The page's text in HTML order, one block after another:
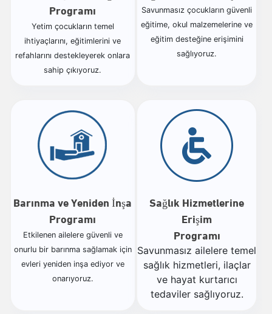
Programı
Yetim çocukların temel
ihtiyaçlarını, eğitimlerini ve
refahlarını destekleyerek onlara
sahip çıkıyoruz.
Savunmasız çocukların güvenli
eğitime, okul malzemelerine ve
eğitim desteğine erişimini
sağlıyoruz.
Barınma ve Yeniden İnşa
Programı
Etkilenen ailelere güvenli ve
onurlu bir barınma sağlamak için
evleri yeniden inşa ediyor ve
onarıyoruz.
Sağlık Hizmetlerine
Erişim
Programı
Savunmasız ailelere temel
sağlık hizmetleri, ilaçlar
ve hayat kurtarıcı
tedaviler sağlıyoruz.